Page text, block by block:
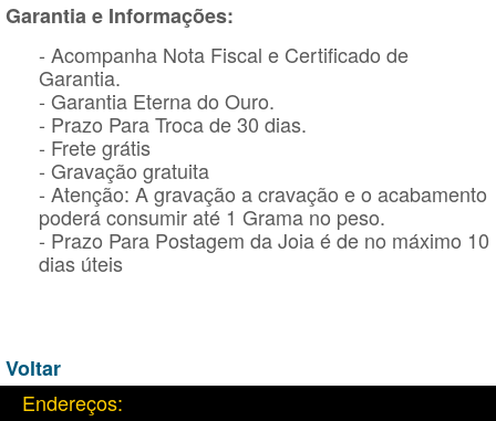
Garantia e Informações:
- Acompanha Nota Fiscal e Certificado de
Garantia.
- Garantia Eterna do Ouro.
- Prazo Para Troca de 30 dias.
- Frete grátis
- Gravação gratuita
- Atenção: A gravação a cravação e o acabamento
poderá consumir até 1 Grama no peso.
- Prazo Para Postagem da Joia é de no máximo 10
dias úteis
Voltar
Endereços: